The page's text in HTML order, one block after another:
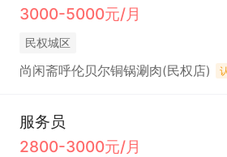
3000-5000元/月
民权城区
尚闲斋呼伦贝尔铜锅涮肉(民权店)
服务员
2800-3000元/月